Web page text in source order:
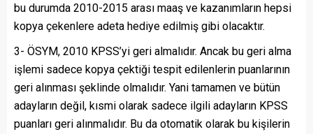
bu durumda 2010-2015 arası maaş ve kazanımların hepsi
kopya çekenlere adeta hediye edilmiş gibi olacaktır.
3- ÖSYM, 2010 KPSS’yi geri almalıdır. Ancak bu geri alma
işlemi sadece kopya çektiği tespit edilenlerin puanlarının
geri alınması şeklinde olmalıdır. Yani tamamen ve bütün
adayların değil, kısmi olarak sadece ilgili adayların KPSS
puanları geri alınmalıdır. Bu da otomatik olarak bu kişilerin